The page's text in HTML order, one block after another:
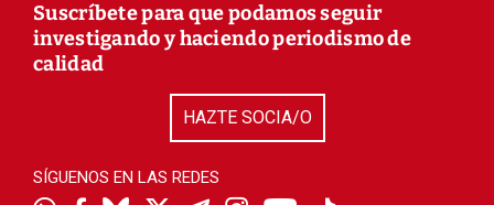
Suscríbete para que podamos seguir
investigando y haciendo periodismo de
calidad
HAZTE SOCIA/O
SÍGUENOS EN LAS REDES